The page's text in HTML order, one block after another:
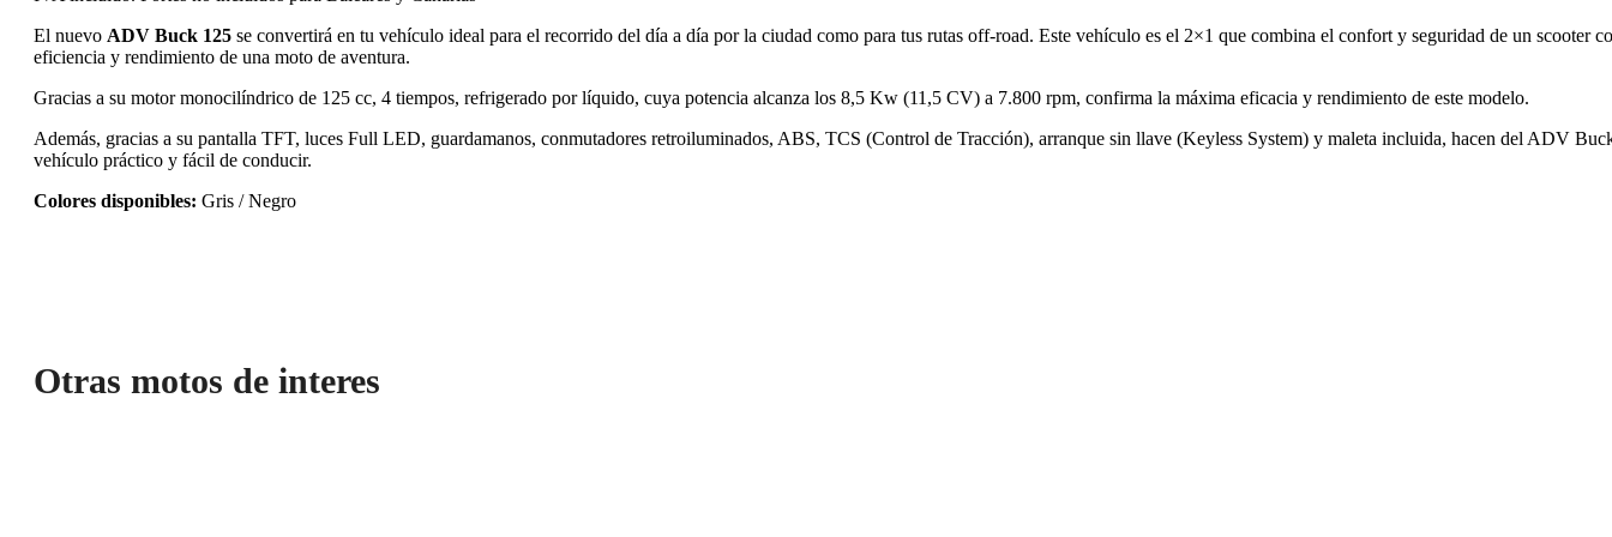
El nuevo ADV Buck 125 se convertirá en tu vehículo ideal para el recorrido del día a día por la ciudad como para tus rutas off-road. Este vehículo es el 2×1 que combina el confort y seguridad de un scooter
eficiencia y rendimiento de una moto de aventura.
Gracias a su motor monocilíndrico de 125 cc, 4 tiempos, refrigerado por líquido, cuya potencia alcanza los 8,5 Kw (11,5 CV) a 7.800 rpm, confirma la máxima eficacia y rendimiento de este modelo.
Además, gracias a su pantalla TFT, luces Full LED, guardamanos, conmutadores retroiluminados, ABS, TCS (Control de Tracción), arranque sin llave (Keyless System) y maleta incluida, hacen del ADV
vehículo práctico y fácil de conducir.
Colores disponibles: Gris / Negro
Otras motos de interes